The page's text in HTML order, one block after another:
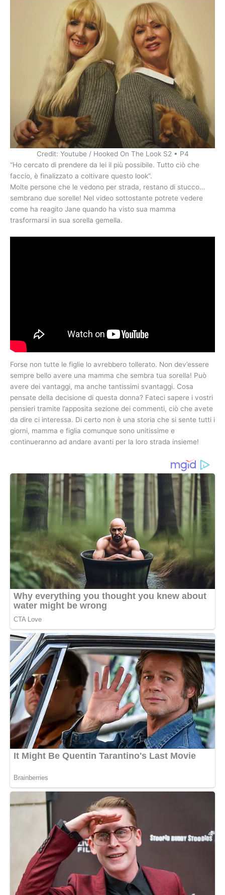
Credit: Youtube / Hooked On The Look S2 • P4
“Ho cercato di prendere da lei il più possibile. Tutto ciò che
faccio, è finalizzato a coltivare questo look”.
Molte persone che le vedono per strada, restano di stucco…
sembrano due sorelle! Nel video sottostante potrete vedere
come ha reagito Jane quando ha visto sua mamma
trasformarsi in sua sorella gemella.
Forse non tutte le figlie lo avrebbero tollerato. Non dev’essere
sempre bello avere una mamma che sembra tua sorella! Può
avere dei vantaggi, ma anche tantissimi svantaggi. Cosa
pensate della decisione di questa donna? Fateci sapere i vostri
pensieri tramite l’apposita sezione dei commenti, ciò che avete
da dire ci interessa. Di certo non è una storia che si sente tutti i
giorni, mamma e figlia comunque sono unitissime e
continueranno ad andare avanti per la loro strada insieme!